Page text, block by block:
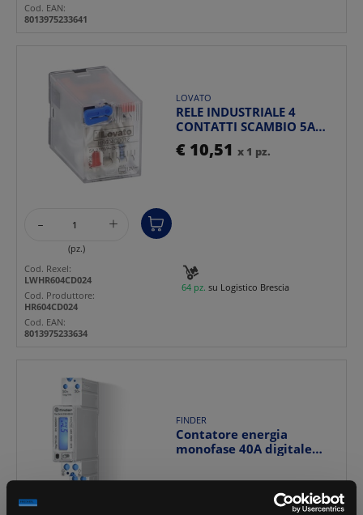
Cod. EAN:
8013975233641
LOVATO
RELE INDUSTRIALE 4
CONTATTI SCAMBIO 5A
24VDC INDICATORE LED
MONTA...
€ 10,51 x 1 pz.
- +
(pz.)
64 pz. su Logistico Brescia
Cod. Rexel:
LWHR604CD024
Cod. Produttore:
HR604CD024
Cod. EAN:
8013975233634
FINDER
Contatore energia
monofase 40A digitale
m...